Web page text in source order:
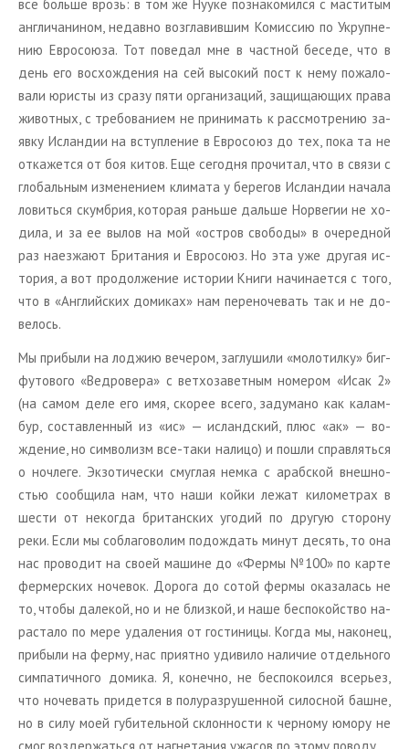
все боль­ше врозь: в том же Нууке по­зна­ко­мил­ся с ма­сти­тым
ан­гли­ча­ни­ном, недав­но воз­гла­вив­шим Ко­мис­сию по Укруп­не­
нию Ев­ро­со­ю­за. Тот по­ве­дал мне в част­ной бе­се­де, что в
день его вос­хож­де­ния на сей вы­со­кий пост к нему по­жа­ло­
ва­ли юри­сты из сразу пяти ор­га­ни­за­ций, за­щи­ща­ю­щих права
жи­вот­ных, с тре­бо­ва­ни­ем не при­ни­мать к рас­смот­ре­нию за­
яв­ку Ис­лан­дии на вступ­ле­ние в Ев­ро­со­юз до тех, пока та не
от­ка­жет­ся от боя китов. Еще се­год­ня про­чи­тал, что в связи с
гло­баль­ным из­ме­не­ни­ем кли­ма­та у бе­ре­гов Ис­лан­дии на­ча­ла
ло­вить­ся скум­брия, ко­то­рая рань­ше даль­ше Нор­ве­гии не хо­
ди­ла, и за ее вылов на мой «ост­ров сво­бо­ды» в оче­ред­ной
раз на­ез­жа­ют Бри­та­ния и Ев­ро­со­юз. Но эта уже дру­гая ис­
то­рия, а вот про­дол­же­ние ис­то­рии Книги на­чи­на­ет­ся с того,
что в «Ан­глий­ских до­ми­ках» нам пе­ре­но­че­вать так и не до­
ве­лось.
Мы при­бы­ли на лод­жию ве­че­ром, за­глу­ши­ли «мо­ло­тил­ку» биг­
фу­то­во­го «Вед­ро­ве­ра» с вет­хо­за­вет­ным но­ме­ром «Исак 2»
(на самом деле его имя, ско­рее всего, за­ду­ма­но как ка­лам­
бур, со­став­лен­ный из «ис» — ис­ланд­ский, плюс «ак» — во­
жде­ние, но сим­во­лизм все-таки на­ли­цо) и пошли справ­лять­ся
о ноч­ле­ге. Эк­зо­ти­че­ски смуг­лая немка с араб­ской внеш­но­
стью со­об­щи­ла нам, что наши койки лежат ки­ло­мет­рах в
шести от неко­гда бри­тан­ских уго­дий по дру­гую сто­ро­ну
реки. Если мы со­бла­го­во­лим по­до­ждать минут де­сять, то она
нас про­во­дит на своей ма­шине до «Фермы №100» по карте
фер­мер­ских но­че­вок. До­ро­га до сотой фермы ока­за­лась не
то, чтобы да­ле­кой, но и не близ­кой, и наше бес­по­кой­ство на­
рас­та­ло по мере уда­ле­ния от го­сти­ни­цы. Когда мы, на­ко­нец,
при­бы­ли на ферму, нас при­ят­но уди­ви­ло на­ли­чие от­дель­но­го
сим­па­тич­но­го до­ми­ка. Я, ко­неч­но, не бес­по­ко­ил­ся все­рьез,
что но­че­вать при­дет­ся в по­лу­раз­ру­шен­ной си­лос­ной башне,
но в силу моей гу­би­тель­ной склон­но­сти к чер­но­му юмору не